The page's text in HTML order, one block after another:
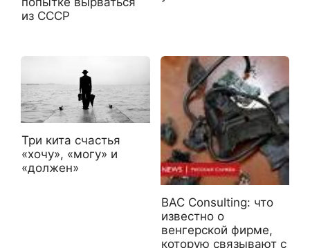
из СССР
Три кита счастья
«хочу», «могу» и
«должен»
BAC Consulting: что
известно о
венгерской фирме,
которую связывают с